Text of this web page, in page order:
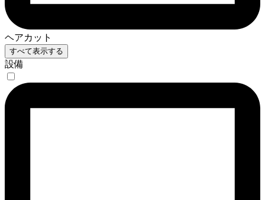
ヘアカット
すべて表示する
設備